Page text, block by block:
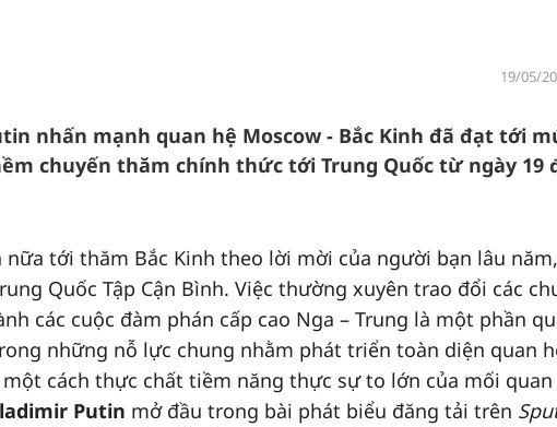
19/05/
nhấn mạnh quan hệ Moscow - Bắc Kinh đã đạt tới
chuyến thăm chính thức tới Trung Quốc từ ngày 19
nữa tới thăm Bắc Kinh theo lời mời của người bạn lâu
Quốc Tập Cận Bình. Việc thường xuyên trao đổi các
các cuộc đàm phán cấp cao Nga – Trung là một phần
những nỗ lực chung nhằm phát triển toàn diện quan
cách thực chất tiềm năng thực sự to lớn của mối quan
Putin mở đầu trong bài phát biểu đăng tải trên